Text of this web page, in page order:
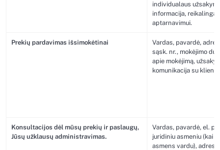
individualaus
informacija, reikalinga
aptarnavimui.
Prekių pardavimas išsimokėtinai
Vardas, pavardė,
sąsk. nr., mokėjimo
apie mokėjimą,
komunikacija su
Konsultacijos dėl mūsų prekių ir paslaugų,
Jūsų užklausų administravimas.
Vardas, pavardė, el.
juridiniu asmeniu (kai
asmens vardu),